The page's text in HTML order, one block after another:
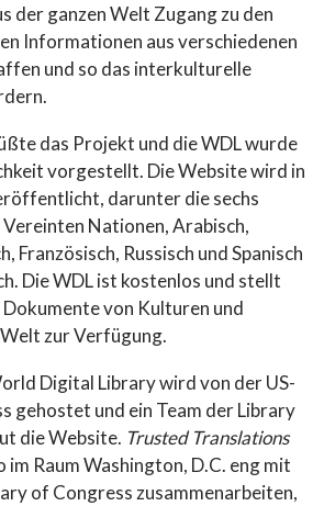
der ganzen Welt Zugang zu den
Informationen aus verschiedenen
und so das interkulturelle
das Projekt und die WDL wurde
vorgestellt. Die Website wird in
darunter die sechs
Nationen, Arabisch,
Französisch, Russisch und Spanisch
Die WDL ist kostenlos und stellt
von Kulturen und
zur Verfügung.
Digital Library wird von der US-
gehostet und ein Team der Library
die Website. Trusted Translations
im Raum Washington, D.C. eng mit
of Congress zusammenarbeiten,